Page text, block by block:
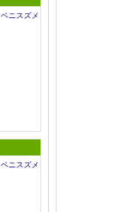
ベニスズメ
ベニスズメ